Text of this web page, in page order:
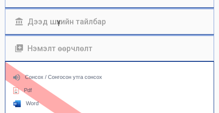
Дээд шүүхийн тайлбар
Нэмэлт өөрчлөлт
Сонсох / Сонгосон утга сонсох
Pdf
Word